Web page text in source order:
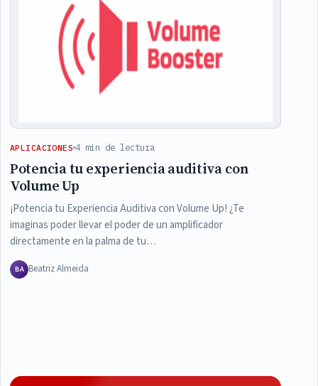
APLICACIONES 4 min de lectura
Potencia tu experiencia auditiva con
Volume Up
¡Potencia tu Experiencia Auditiva con Volume Up! ¿Te
imaginas poder llevar el poder de un amplificador
directamente en la palma de tu…
BA Beatriz Almeida